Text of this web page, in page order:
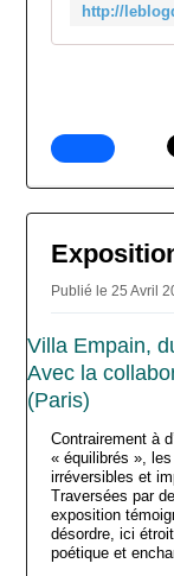
Publié le 25 Avril
Villa Empain,
Avec la
(Paris)
Contrairement à
« équilibrés »,
irréversibles et
Traversées par
exposition
désordre, ici
poétique et